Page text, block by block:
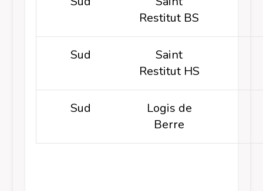
Restitut BS
Sud
Saint
Restitut HS
Sud
Logis de
Berre